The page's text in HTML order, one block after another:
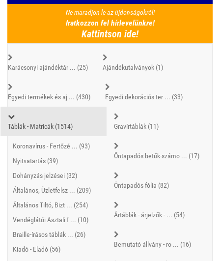
Ne maradjon le az újdonságokról!
Iratkozzon fel hírlevelünkre!
Kattintson ide!
Karácsonyi ajándéktár ... (25) Ajándékutalványok (1)
Egyedi termékek és aj ... (430) Egyedi dekorációs ter ... (33)
Táblák - Matricák (1514)
Koronavírus - Fertőzé ... (93)
Nyitvatartás (39)
Dohányzás jelzései (32)
Általános, Üzletfelsz ... (209)
Általános Tiltó, Bizt ... (254)
Vendéglátói Asztali f ... (10)
Braille-írásos táblák ... (26)
Kiadó - Eladó (56)
Gravírtáblák (11)
Öntapadós betűk-számo ... (17)
Öntapadós fólia (82)
Ártáblák - árjelzők - ... (54)
Bemutató állvány - ro ... (16)